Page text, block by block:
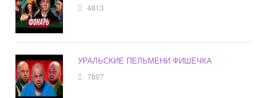
4813
УРАЛЬСКИЕ ПЕЛЬМЕНИ ФИШЕЧКА
7807